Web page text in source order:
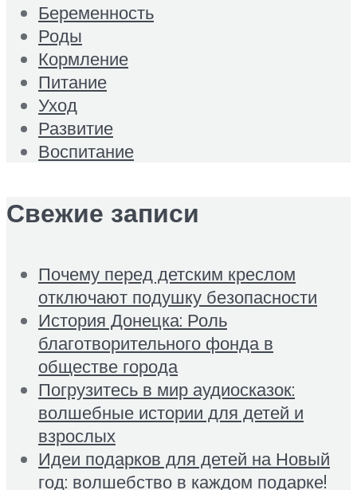
Беременность
Роды
Кормление
Питание
Уход
Развитие
Воспитание
Свежие записи
Почему перед детским креслом
отключают подушку безопасности
История Донецка: Роль
благотворительного фонда в
обществе города
Погрузитесь в мир аудиосказок:
волшебные истории для детей и
взрослых
Идеи подарков для детей на Новый
год: волшебство в каждом подарке!